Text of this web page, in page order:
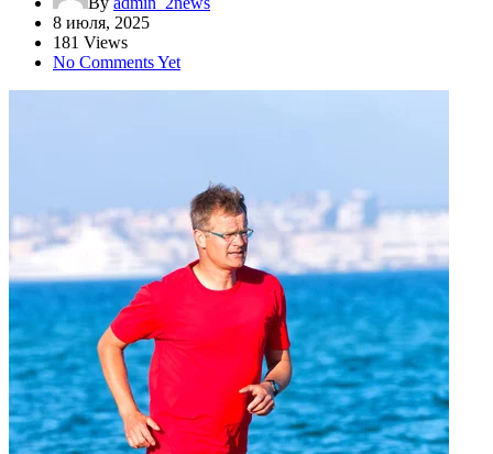
8 июля, 2025
181 Views
No Comments Yet